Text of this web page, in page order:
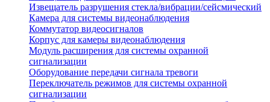
Извещатель разрушения стекла/вибрации/сейсмический
Камера для системы видеонаблюдения
Коммутатор видеосигналов
Корпус для камеры видеонаблюдения
Модуль расширения для системы охранной
сигнализации
Оборудование передачи сигнала тревоги
Переключатель режимов для системы охранной
сигнализации